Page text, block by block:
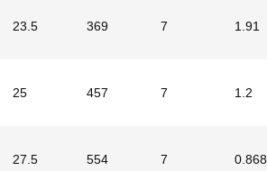
23.5 369 7 1.91
25 457 7 1.2
27.5 554 7 0.868